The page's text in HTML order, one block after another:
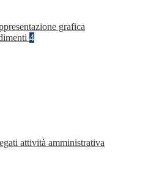
grafica
4
attività amministrativa